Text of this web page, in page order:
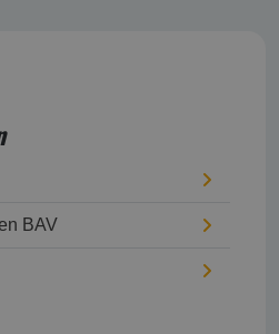
BAV